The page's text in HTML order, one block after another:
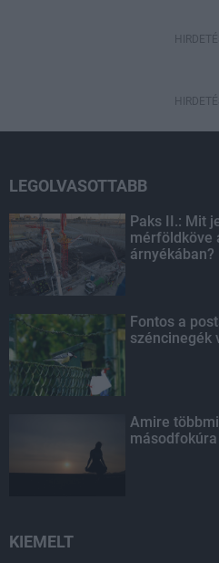
LEGOLVASOTTABB
Paks II.: Mit
mérföldköve
árnyékában?
Fontos a
széncinegék
Amire
KIEMELT